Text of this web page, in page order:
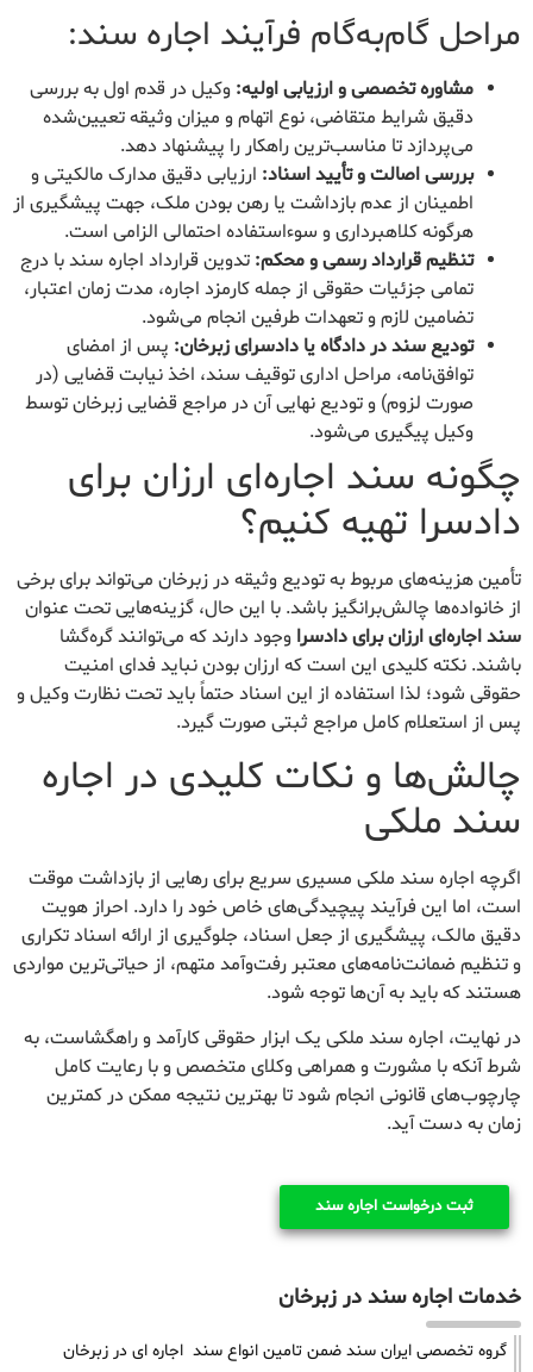
مراحل گام‌به‌گام فرآیند اجاره سند:
مشاوره تخصصی و ارزیابی اولیه: وکیل در قدم اول به بررسی
دقیق شرایط متقاضی، نوع اتهام و میزان وثیقه تعیین‌شده
می‌پردازد تا مناسب‌ترین راهکار را پیشنهاد دهد.
بررسی اصالت و تأیید اسناد: ارزیابی دقیق مدارک مالکیتی و
اطمینان از عدم بازداشت یا رهن بودن ملک، جهت پیشگیری از
هرگونه کلاهبرداری و سوءاستفاده احتمالی الزامی است.
تنظیم قرارداد رسمی و محکم: تدوین قرارداد اجاره سند با درج
تمامی جزئیات حقوقی از جمله کارمزد اجاره، مدت زمان اعتبار،
تضامین لازم و تعهدات طرفین انجام می‌شود.
تودیع سند در دادگاه یا دادسرای زبرخان: پس از امضای
توافق‌نامه، مراحل اداری توقیف سند، اخذ نیابت قضایی (در
صورت لزوم) و تودیع نهایی آن در مراجع قضایی زبرخان توسط
وکیل پیگیری می‌شود.
چگونه سند اجاره‌ای ارزان برای
دادسرا تهیه کنیم؟
تأمین هزینه‌های مربوط به تودیع وثیقه در زبرخان می‌تواند برای برخی
از خانواده‌ها چالش‌برانگیز باشد. با این حال، گزینه‌هایی تحت عنوان
سند اجاره‌ای ارزان برای دادسرا وجود دارند که می‌توانند گره‌گشا
باشند. نکته کلیدی این است که ارزان بودن نباید فدای امنیت
حقوقی شود؛ لذا استفاده از این اسناد حتماً باید تحت نظارت وکیل و
پس از استعلام کامل مراجع ثبتی صورت گیرد.
چالش‌ها و نکات کلیدی در اجاره
سند ملکی
اگرچه اجاره سند ملکی مسیری سریع برای رهایی از بازداشت موقت
است، اما این فرآیند پیچیدگی‌های خاص خود را دارد. احراز هویت
دقیق مالک، پیشگیری از جعل اسناد، جلوگیری از ارائه اسناد تکراری
و تنظیم ضمانت‌نامه‌های معتبر رفت‌وآمد متهم، از حیاتی‌ترین مواردی
هستند که باید به آن‌ها توجه شود.
در نهایت، اجاره سند ملکی یک ابزار حقوقی کارآمد و راهگشاست، به
شرط آنکه با مشورت و همراهی وکلای متخصص و با رعایت کامل
چارچوب‌های قانونی انجام شود تا بهترین نتیجه ممکن در کمترین
زمان به دست آید.
ثبت درخواست اجاره سند
خدمات اجاره سند در زبرخان
گروه تخصصی ایران سند ضمن تامین انواع سند اجاره ای در زبرخان